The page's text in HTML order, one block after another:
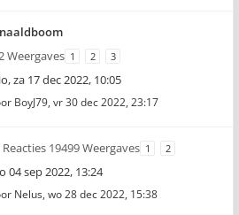
Weergaves 1 2 3
,za 17 dec 2022, 10:05
BoyJ79, vr 30 dec 2022, 23:17
Reacties 19499 Weergaves 1 2
04 sep 2022, 13:24
Nelus, wo 28 dec 2022, 15:38